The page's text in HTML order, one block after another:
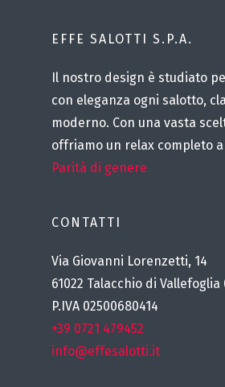
EFFE SALOTTI S.P.A.
Il nostro design è studiato
con eleganza ogni salotto,
moderno. Con una vasta
offriamo un relax completo a
Parità di genere
CONTATTI
Via Giovanni Lorenzetti, 14
61022 Talacchio di Vallefoglia
P.IVA 02500680414
+39 0721 479452
info@effesalotti.it